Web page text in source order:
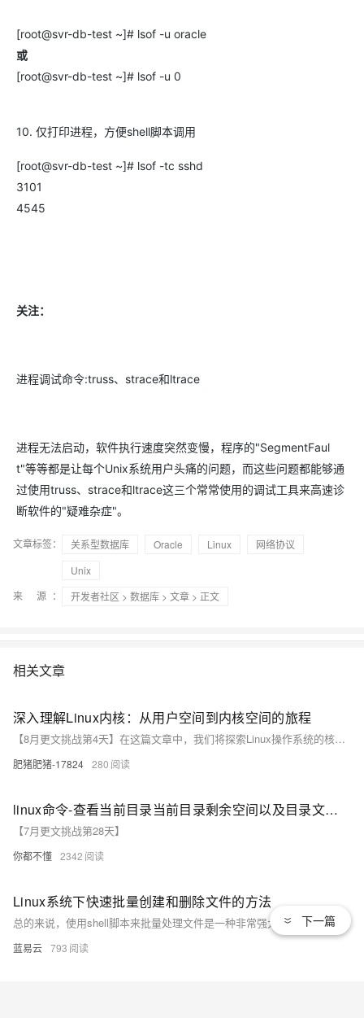
[root@svr-db-test ~]# lsof -u oracle
或
[root@svr-db-test ~]# lsof -u 0
10. 仅打印进程，方便shell脚本调用
[root@svr-db-test ~]# lsof -tc sshd
3101
4545
关注：
进程调试命令:truss、strace和ltrace
进程无法启动，软件执行速度突然变慢，程序的"SegmentFaul
t"等等都是让每个Unix系统用户头痛的问题，而这些问题都能够通
过使用truss、strace和ltrace这三个常常使用的调试工具来高速诊
断软件的"疑难杂症"。
文章标签： 关系型数据库 Oracle Linux
网络协议
Unix
来 源：
开发者社区 > 数据库 > 文章 > 正文
相关文章
深入理解Linux内核：从用户空间到内核空间的旅程
【8月更文挑战第4天】在这篇文章中，我们将探索Linux操作系统的核心—内核。通过了解内核如何管理硬件资源，以及它是如何在用户空间和内核空间之间架起桥梁的，我们可以更好地理解操作系统的工作原理。本文将介绍一些关键概念，并通过代码示例来揭示这些概念是如何在实际中应用的。无论你是开发者、系统管理员还是对操作系统感兴趣的爱好者，这篇文章都将为你提供一个深入了解Linux内核的机会。让我们开始这段旅程吧！
肥猪肥猪-17824 280
linux命令-查看当前目录当前目录剩余空间以及目录文件大小和个数（pg清理大数据量表）
【7月更文挑战第28天】
你都不懂 2342
Linux系统下快速批量创建和删除文件的方法
总的来说，使用shell脚本来批量处理文件是一种非常强大的工具，只要你愿意花时间学习和实践，你会发现它能大大提高你的工作效率。
蓝易云 793
下一篇